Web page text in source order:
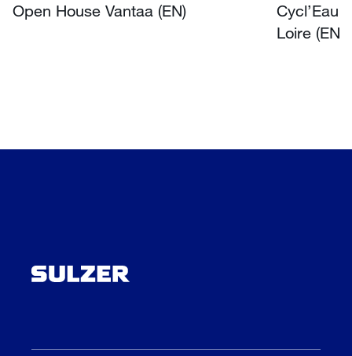
Open House Vantaa (EN)
Cycl’Eau
Loire (EN)